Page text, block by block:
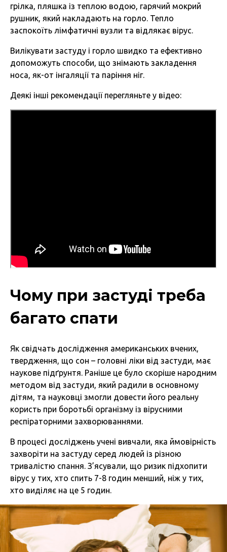
грілка, пляшка із теплою водою, гарячий мокрий
рушник, який накладають на горло. Тепло
заспокоїть лімфатичні вузли та відлякає вірус.
Вилікувати застуду і горло швидко та ефективно
допоможуть способи, що знімають закладення
носа, як-от інгаляції та паріння ніг.
Деякі інші рекомендації перегляньте у відео:
Чому при застуді треба
багато спати
Як свідчать дослідження американських вчених,
твердження, що сон – головні ліки від застуди, має
наукове підґрунтя. Раніше це було скоріше народним
методом від застуди, який радили в основному
дітям, та науковці змогли довести його реальну
користь при боротьбі організму із вірусними
респіраторними захворюваннями.
В процесі досліджень учені вивчали, яка ймовірність
захворіти на застуду серед людей із різною
тривалістю спання. З’ясували, що ризик підхопити
вірус у тих, хто спить 7-8 годин менший, ніж у тих,
хто виділяє на це 5 годин.